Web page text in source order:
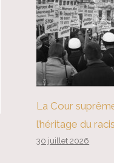
La Cour
l’héritage du
30 juillet 2026